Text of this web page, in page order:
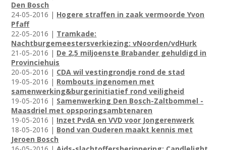
Den Bosch
24-05-2016 | Hogere straffen in zaak vermoorde Yvon
Pfaff
22-05-2016 | Tramkade:
Nachtburgemeestersverkiezing: vNoorden/vdHurk
21-05-2016 | De 2,5 miljoenste Brabander gehuldigd in
Provinciehuis
20-05-2016 | CDA wil vestingrondje rond de stad
19-05-2016 | Rombouts ingenomen met
samenwerking&burgerinitiatief rond veiligheid
19-05-2016 | Samenwerking Den Bosch-Zaltbommel -
Maasdriel met opsporingsambtenaren
19-05-2016 | Inzet PvdA en VVD voor Jongerenwerk
18-05-2016 | Bond van Ouderen maakt kennis met
Jeroen Bosch